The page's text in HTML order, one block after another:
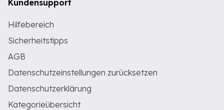
Kundensupport
Hilfebereich
Sicherheitstipps
AGB
Datenschutzeinstellungen zurücksetzen
Datenschutzerklärung
Kategorieübersicht